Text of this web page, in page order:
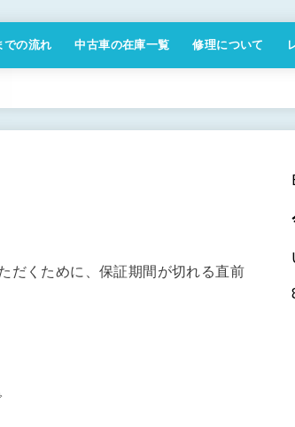
での流れ 中古車の在庫一覧 修理について
だくために、保証期間が切れる直前